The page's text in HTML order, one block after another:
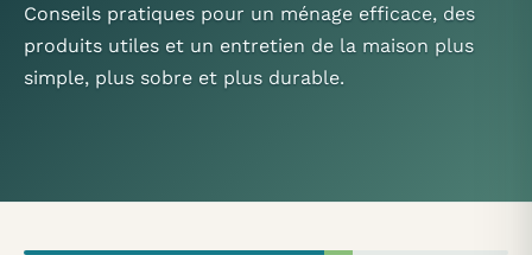
Conseils pratiques pour un ménage efficace, des
produits utiles et un entretien de la maison plus
simple, plus sobre et plus durable.